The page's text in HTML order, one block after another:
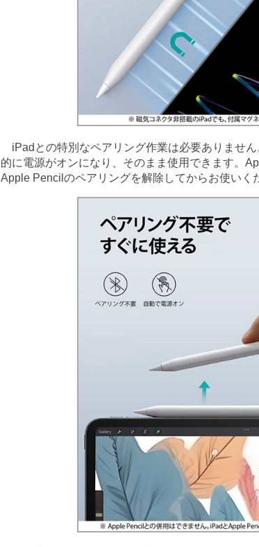
iPadとの特別なペアリング作業は必要ありませ
的に電源がオンになり、そのまま使用できます。
Apple Pencilのペアリングを解除してからお使いく